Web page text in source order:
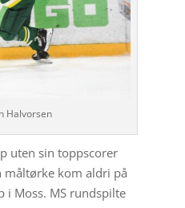
Halvorsen
uten sin toppscorer
måltørke kom aldri på
i Moss. MS rundspilte